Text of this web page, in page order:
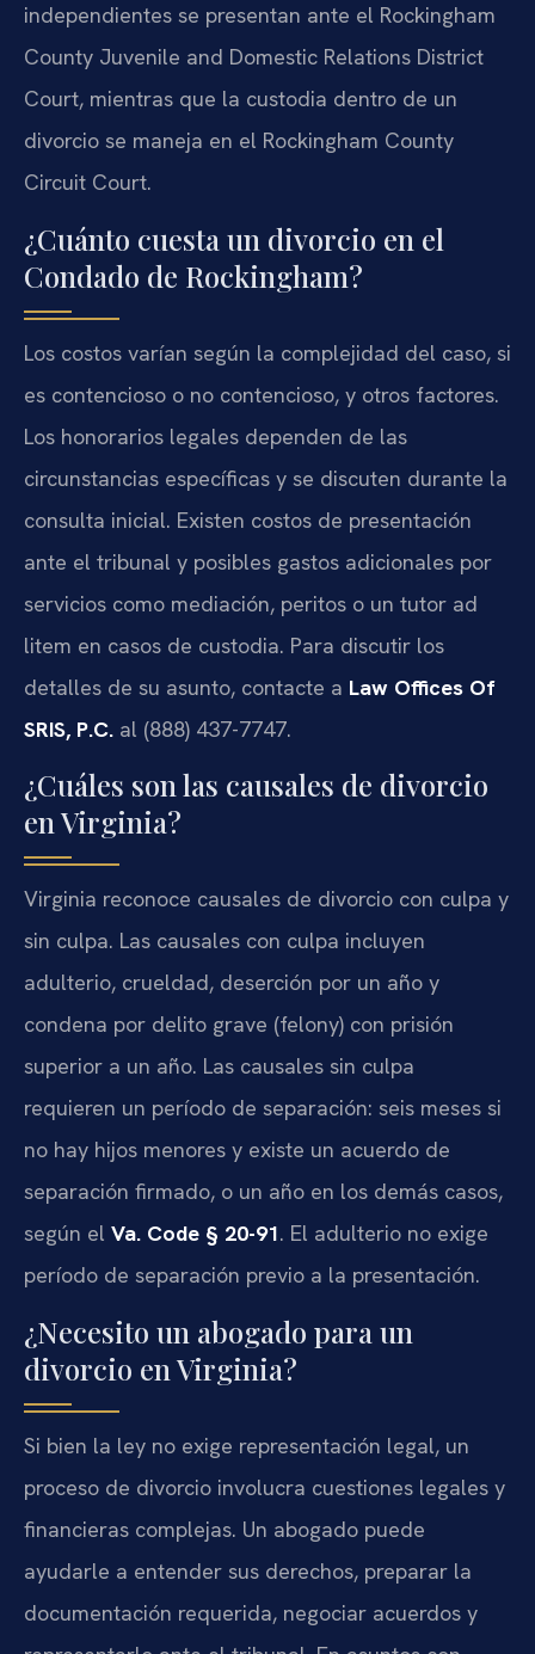
independientes se presentan ante el Rockingham
County Juvenile and Domestic Relations District
Court, mientras que la custodia dentro de un
divorcio se maneja en el Rockingham County
Circuit Court.
¿Cuánto cuesta un divorcio en el
Condado de Rockingham?
Los costos varían según la complejidad del caso, si
es contencioso o no contencioso, y otros factores.
Los honorarios legales dependen de las
circunstancias específicas y se discuten durante la
consulta inicial. Existen costos de presentación
ante el tribunal y posibles gastos adicionales por
servicios como mediación, peritos o un tutor ad
litem en casos de custodia. Para discutir los
detalles de su asunto, contacte a Law Offices Of
SRIS, P.C. al (888) 437-7747.
¿Cuáles son las causales de divorcio
en Virginia?
Virginia reconoce causales de divorcio con culpa y
sin culpa. Las causales con culpa incluyen
adulterio, crueldad, deserción por un año y
condena por delito grave (felony) con prisión
superior a un año. Las causales sin culpa
requieren un período de separación: seis meses si
no hay hijos menores y existe un acuerdo de
separación firmado, o un año en los demás casos,
según el Va. Code § 20-91. El adulterio no exige
período de separación previo a la presentación.
¿Necesito un abogado para un
divorcio en Virginia?
Si bien la ley no exige representación legal, un
proceso de divorcio involucra cuestiones legales y
financieras complejas. Un abogado puede
ayudarle a entender sus derechos, preparar la
documentación requerida, negociar acuerdos y